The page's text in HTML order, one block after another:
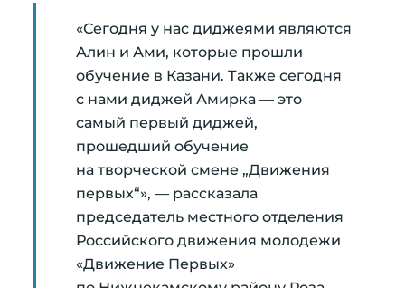
«Сегодня у нас диджеями являются
Алин и Ами, которые прошли
обучение в Казани. Также сегодня
с нами диджей Амирка — это
самый первый диджей,
прошедший обучение
на творческой смене „Движения
первых“», — рассказала
председатель местного отделения
Российского движения молодежи
«Движение Первых»